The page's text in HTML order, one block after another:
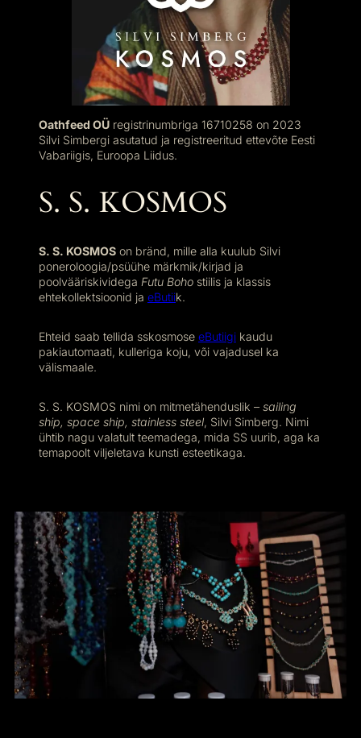
Oathfeed OÜ registrinumbriga 16710258 on 2023
Silvi Simbergi asutatud ja registreeritud ettevõte Eesti
Vabariigis, Euroopa Liidus.
S. S. KOSMOS
S. S. KOSMOS on bränd, mille alla kuulub Silvi
poneroloogia/psüühe märkmik/kirjad ja
poolvääriskividega Futu Boho stiilis ja klassis
ehtekollektsioonid ja eButiik.
Ehteid saab tellida sskosmose eButiigi kaudu
pakiautomaati, kulleriga koju, või vajadusel ka
välismaale.
S. S. KOSMOS nimi on mitmetähenduslik – sailing
ship, space ship, stainless steel, Silvi Simberg. Nimi
ühtib nagu valatult teemadega, mida SS uurib, aga ka
temapoolt viljeletava kunsti esteetikaga.